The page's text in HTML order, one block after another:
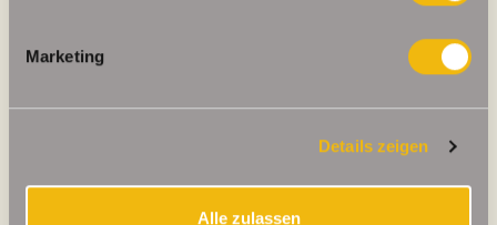
Marketing
Details zeigen
Alle zulassen
Wesentlicher Energieträger
GAS